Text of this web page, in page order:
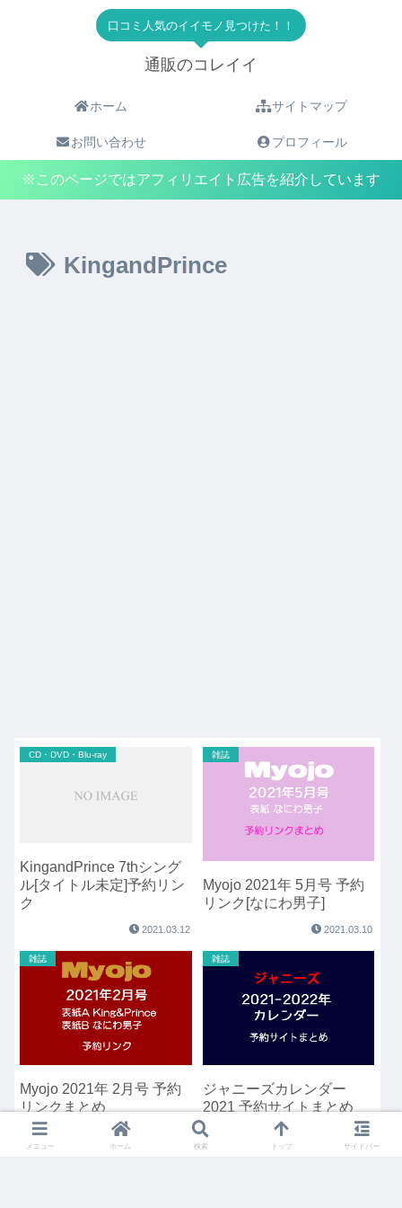
口コミ人気のイイモノ見つけた！！
通販のコレイイ
ホーム サイトマップ
お問い合わせ プロフィール
※このページではアフィリエイト広告を紹介しています
KingandPrince
CD・DVD・Blu-ray
KingandPrince 7thシング
ル[タイトル未定]予約リン
ク
2021.03.12
雑誌
Myojo 2021年 5月号 予約
リンク[なにわ男子]
2021.03.10
雑誌
Myojo 2021年 2月号 予約
リンクまとめ
[King&Prince]
雑誌
ジャニーズカレンダー
2021 予約サイトまとめ
2020.12.01
メニュー ホーム 検索 トップ サイドバー